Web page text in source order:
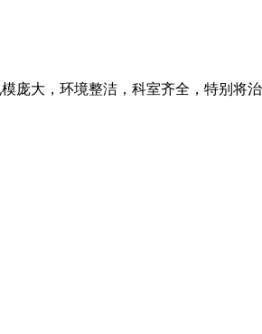
庞大，环境整洁，科室齐全，特别将